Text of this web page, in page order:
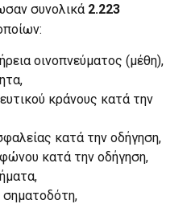
συνολικά 2.223
οινοπνεύματος (μέθη),
κράνους κατά την
κατά την οδήγηση,
κατά την οδήγηση,
σηματοδότη,